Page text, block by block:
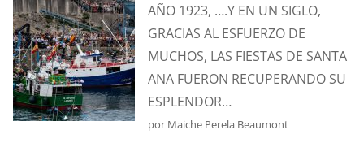
ANA.
PATRONA
PROTECTORA
DE
NUESTRA
AÑO 1923, ….Y EN UN SIGLO,
GRACIAS AL ESFUERZO DE
MUCHOS, LAS FIESTAS DE SANTA
ANA FUERON RECUPERANDO SU
ESPLENDOR…
por Maiche Perela Beaumont